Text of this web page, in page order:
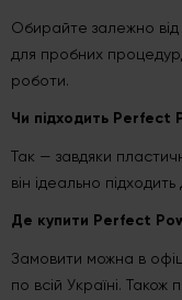
Обирайте залежно від
для пробних
роботи.
Чи підходить Perfect
Так — завдяки
він ідеально
Де купити Perfect
Замовити можна в
по всій Україні.